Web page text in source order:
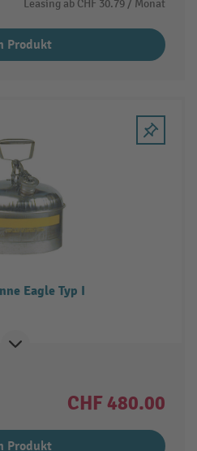
Leasing ab CHF 30.79 / Monat
Produkt
Eagle Typ I
CHF 480.00
Produkt